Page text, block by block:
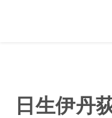
日生伊丹